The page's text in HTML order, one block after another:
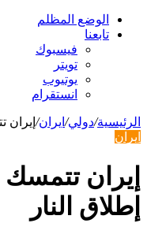
الوضع المظلم
تابعنا
فيسبوك
تويتر
يوتيوب
انستقرام
الرئيسية/دولي/ ايران/
ايران
إيران
إطلاق النار